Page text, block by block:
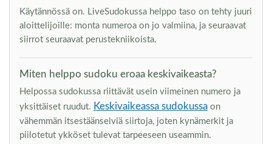
Käytännössä on. LiveSudokussa helppo taso on tehty juuri
aloittelijoille: monta numeroa on jo valmiina, ja seuraavat
siirrot seuraavat perustekniikoista.
Miten helppo sudoku eroaa keskivaikeasta?
Helpossa sudokussa riittävät usein viimeinen numero ja
yksittäiset ruudut. Keskivaikeassa sudokussa on
vähemmän itsestäänselviä siirtoja, joten kynämerkit ja
piilotetut ykköset tulevat tarpeeseen useammin.